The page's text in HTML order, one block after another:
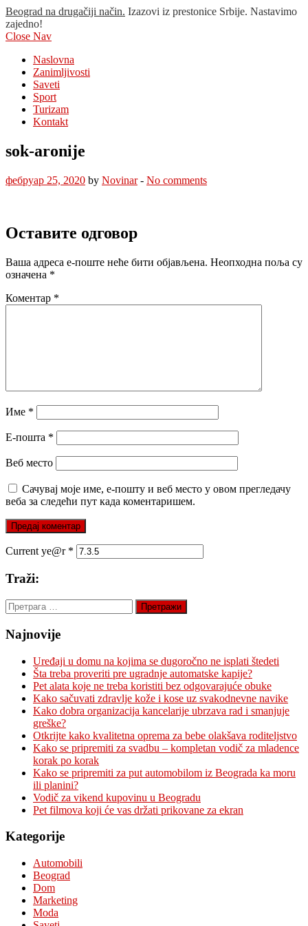
Beograd na drugačiji način. Izazovi iz prestonice Srbije. Nastavimo
zajedno!
Close Nav
Naslovna
Zanimljivosti
Saveti
Sport
Turizam
Kontakt
sok-aronije
фебруар 25, 2020 by Novinar- No comments
Оставите одговор
Ваша адреса е-поште неће бити објављена. Неопходна поља су
означена *
Коментар *
Име *
Е-пошта *
Веб место
Сачувај моје име, е-пошту и веб место у овом прегледачу
веба за следећи пут када коментаришем.
Current ye@r *
Traži:
Претрага
за:
Najnovije
Uređaji u domu na kojima se dugoročno ne isplati štedeti
Šta treba proveriti pre ugradnje automatske kapije?
Pet alata koje ne treba koristiti bez odgovarajuće obuke
Kako sačuvati zdravlje kože i kose uz svakodnevne navike
Kako dobra organizacija kancelarije ubrzava rad i smanjuje
greške?
Otkrijte kako kvalitetna oprema za bebe olakšava roditeljstvo
Kako se pripremiti za svadbu – kompletan vodič za mladence
korak po korak
Kako se pripremiti za put automobilom iz Beograda ka moru
ili planini?
Vodič za vikend kupovinu u Beogradu
Pet filmova koji će vas držati prikovane za ekran
Kategorije
Automobili
Beograd
Dom
Marketing
Moda